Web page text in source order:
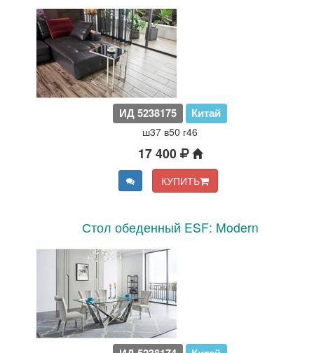
ИД 5238175 Китай
ш37 в50 г46
17 400
КУПИТЬ
Стол обеденный ESF: Modern